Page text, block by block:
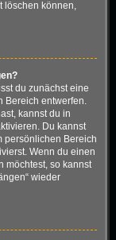
können,
du zunächst eine
entwerfen.
kannst du in
Du kannst
persönlichen Bereich
Wenn du einen
möchtest, so kannst
wieder